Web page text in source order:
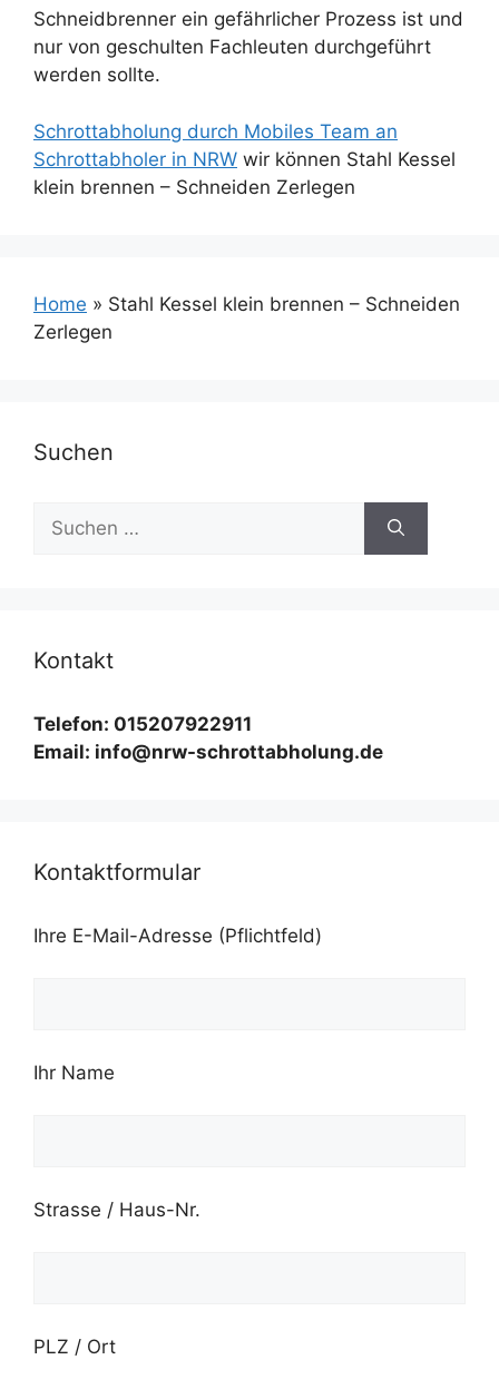
Schneidbrenner ein gefährlicher Prozess ist und
nur von geschulten Fachleuten durchgeführt
werden sollte.
Schrottabholung durch Mobiles Team an
Schrottabholer in NRW wir können Stahl Kessel
klein brennen – Schneiden Zerlegen
Home » Stahl Kessel klein brennen – Schneiden
Zerlegen
Suchen
nach:
Kontakt
Telefon: 015207922911
Email: info@nrw-schrottabholung.de
Kontaktformular
Ihre E-Mail-Adresse (Pflichtfeld)
Ihr Name
Strasse / Haus-Nr.
PLZ / Ort